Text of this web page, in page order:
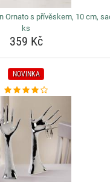
Ornato s přívěskem, 10 cm,
ks
359 Kč
NOVINKA